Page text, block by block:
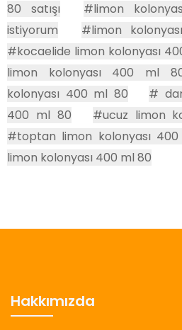
80 satışı
#limon
istiyorum
#limon
#kocaelide limon kolonyası
limon kolonyası 400 ml
kolonyası 400 ml 80
#
400 ml 80
#ucuz limon
#toptan limon kolonyası
limon kolonyası 400 ml 80
Hakkımızda